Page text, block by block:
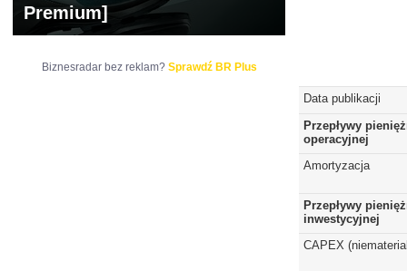
Data publikacji
Przepływy
operacyjnej
Amortyzacja
Przepływy
inwestycyjnej
CAPEX
Premium]
Biznesradar bez reklam? Sprawdź BR Plus